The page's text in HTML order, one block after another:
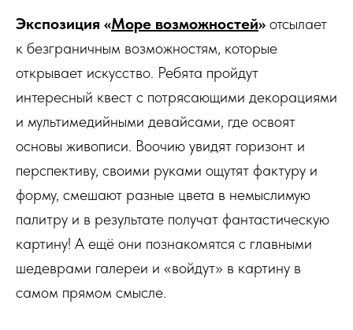
Экспозиция «Море возможностей» отсылает
к безграничным возможностям, которые
открывает искусство. Ребята пройдут
интересный квест с потрясающими декорациями
и мультимедийными девайсами, где освоят
основы живописи. Воочию увидят горизонт и
перспективу, своими руками ощутят фактуру и
форму, смешают разные цвета в немыслимую
палитру и в результате получат фантастическую
картину! А ещё они познакомятся с главными
шедеврами галереи и «войдут» в картину в
самом прямом смысле.